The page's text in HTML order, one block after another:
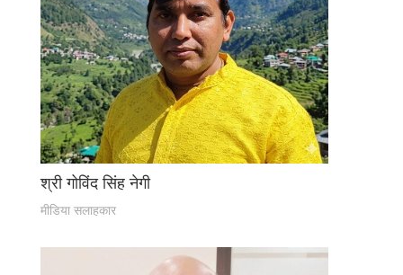
श्री गोविंद सिंह नेगी
मीडिया सलाहकार